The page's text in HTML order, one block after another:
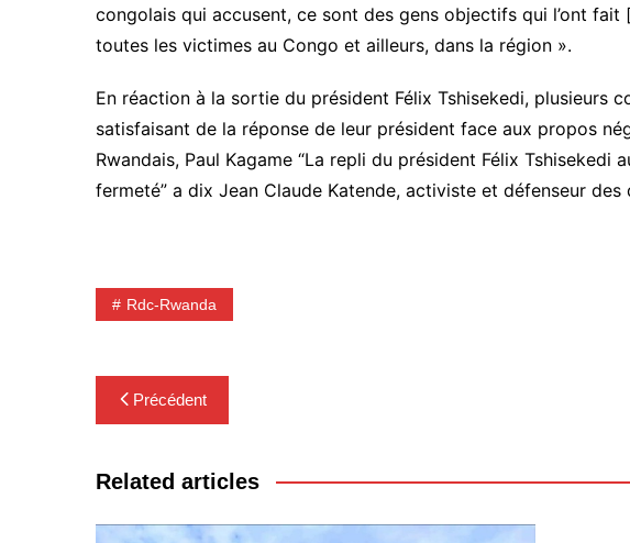
congolais qui accusent, ce sont des gens objectifs qui l’ont
toutes les victimes au Congo et ailleurs, dans la région ».
En réaction à la sortie du président Félix Tshisekedi, plusieurs
satisfaisant de la réponse de leur président face aux propos
Rwandais, Paul Kagame “La repli du président Félix Tshisekedi
fermeté” a dix Jean Claude Katende, activiste et défenseur des
Rdc-Rwanda
Navigation
de
l’article
Précédent
Related articles